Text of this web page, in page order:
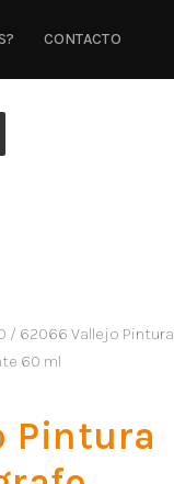
CONTACTO
/ 62066 Vallejo Pintura
60 ml
Pintura